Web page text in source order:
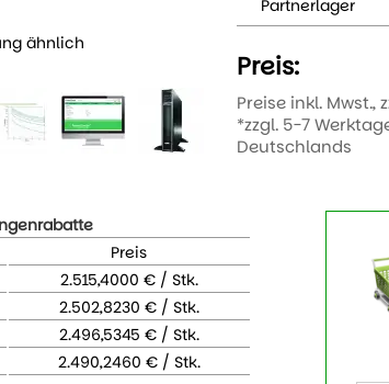
ähnlich
Partnerlager
Preis:
Preise inkl. Mwst.,
*zzgl. 5-7
Deutschlands
Preis
2.515,4000 € / Stk.
2.502,8230 € / Stk.
2.496,5345 € / Stk.
2.490,2460 € / Stk.